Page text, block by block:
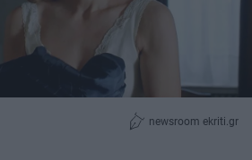
newsroom ekriti.gr